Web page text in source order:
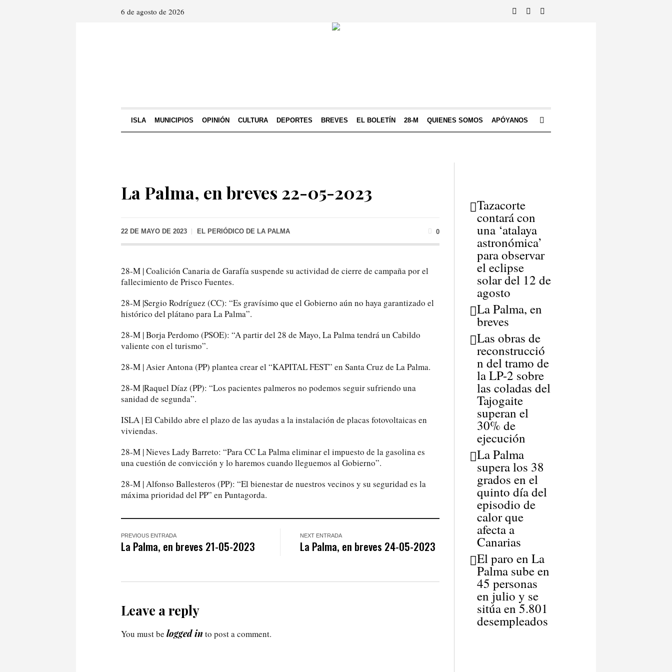
6 de agosto de 2026
ISLA MUNICIPIOS OPINIÓN CULTURA DEPORTES BREVES EL BOLETÍN 28-M QUIENES SOMOS APÓYANOS
La Palma, en breves 22-05-2023
22 DE MAYO DE 2023 EL PERIÓDICO DE LA PALMA 0
28-M | Coalición Canaria de Garafía suspende su actividad de cierre de campaña por el
fallecimiento de Prisco Fuentes.
28-M |Sergio Rodríguez (CC): “Es gravísimo que el Gobierno aún no haya garantizado el
histórico del plátano para La Palma”.
28-M | Borja Perdomo (PSOE): “A partir del 28 de Mayo, La Palma tendrá un Cabildo
valiente con el turismo”.
28-M | Asier Antona (PP) plantea crear el “KAPITAL FEST” en Santa Cruz de La Palma.
28-M |Raquel Díaz (PP): “Los pacientes palmeros no podemos seguir sufriendo una
sanidad de segunda”.
ISLA | El Cabildo abre el plazo de las ayudas a la instalación de placas fotovoltaicas en
viviendas.
28-M | Nieves Lady Barreto: “Para CC La Palma eliminar el impuesto de la gasolina es
una cuestión de convicción y lo haremos cuando lleguemos al Gobierno”.
28-M | Alfonso Ballesteros (PP): “El bienestar de nuestros vecinos y su seguridad es la
máxima prioridad del PP” en Puntagorda.
PREVIOUS ENTRADA
La Palma, en breves 21-05-2023
NEXT ENTRADA
La Palma, en breves 24-05-2023
Leave a reply
You must be logged in to post a comment.
Tazacorte
contará con
una ‘atalaya
astronómica’
para observar
el eclipse
solar del 12 de
agosto
La Palma, en
breves
Las obras de
reconstrucció
n del tramo de
la LP-2 sobre
las coladas del
Tajogaite
superan el
30% de
ejecución
La Palma
supera los 38
grados en el
quinto día del
episodio de
calor que
afecta a
Canarias
El paro en La
Palma sube en
45 personas
en julio y se
sitúa en 5.801
desempleados